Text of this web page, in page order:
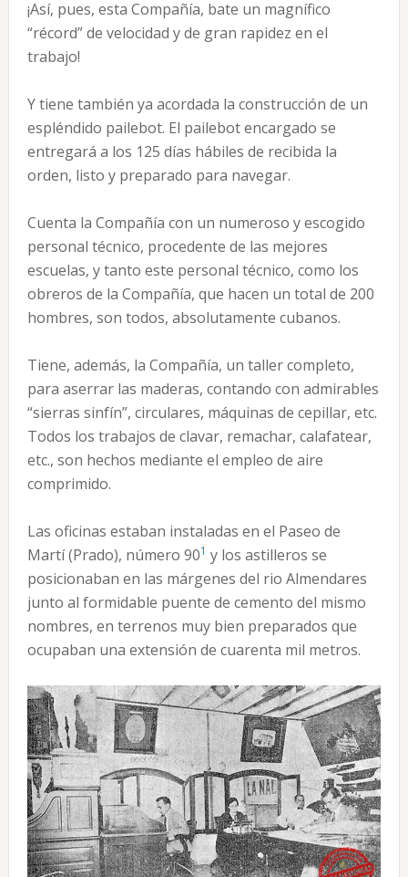
¡Así, pues, esta Compañía, bate un magnífico
“récord” de velocidad y de gran rapidez en el
trabajo!
Y tiene también ya acordada la construcción de un
espléndido pailebot. El pailebot encargado se
entregará a los 125 días hábiles de recibida la
orden, listo y preparado para navegar.
Cuenta la Compañía con un numeroso y escogido
personal técnico, procedente de las mejores
escuelas, y tanto este personal técnico, como los
obreros de la Compañía, que hacen un total de 200
hombres, son todos, absolutamente cubanos.
Tiene, además, la Compañía, un taller completo,
para aserrar las maderas, contando con admirables
“sierras sinfín”, circulares, máquinas de cepillar, etc.
Todos los trabajos de clavar, remachar, calafatear,
etc., son hechos mediante el empleo de aire
comprimido.
Las oficinas estaban instaladas en el Paseo de
Martí (Prado), número 901 y los astilleros se
posicionaban en las márgenes del rio Almendares
junto al formidable puente de cemento del mismo
nombres, en terrenos muy bien preparados que
ocupaban una extensión de cuarenta mil metros.